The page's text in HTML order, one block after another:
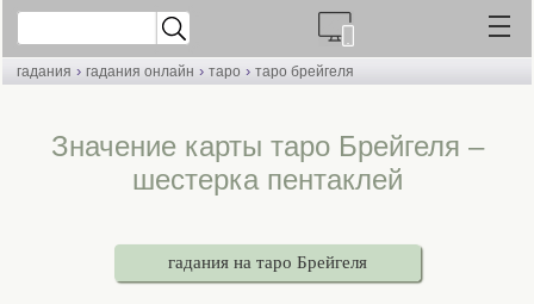
гадания › гадания онлайн › таро › таро брейгеля
Значение карты таро Брейгеля –
шестерка пентаклей
гадания на таро Брейгеля